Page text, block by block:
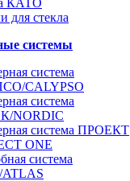
КАТО
для стекла
системы
система
CALYPSO
система
NORDIC
система ПРОЕКТ
ONE
система